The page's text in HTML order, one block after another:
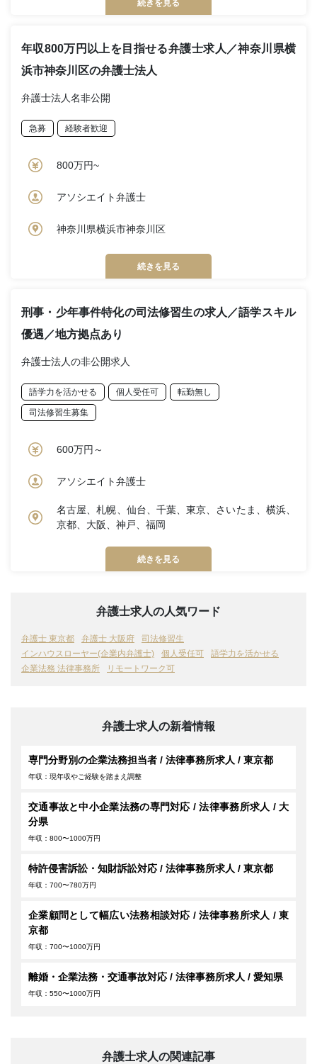
続きを見る
年収800万円以上を目指せる弁護士求人／神奈川県横
浜市神奈川区の弁護士法人
弁護士法人名非公開
急募 経験者歓迎
800万円~
アソシエイト弁護士
神奈川県横浜市神奈川区
続きを見る
刑事・少年事件特化の司法修習生の求人／語学スキル
優遇／地方拠点あり
弁護士法人の非公開求人
語学力を活かせる 個人受任可 転勤無し
司法修習生募集
600万円～
アソシエイト弁護士
名古屋、札幌、仙台、千葉、東京、さいたま、横浜、
京都、大阪、神戸、福岡
続きを見る
弁護士求人の人気ワード
弁護士 東京都 弁護士 大阪府
司法修習生
インハウスローヤー(企業内弁護士)
個人受任可
語学力を活かせる
企業法務 法律事務所
リモートワーク可
弁護士求人の新着情報
専門分野別の企業法務担当者 / 法律事務所求人 / 東京都
年収：現年収やご経験を踏まえ調整
交通事故と中小企業法務の専門対応 / 法律事務所求人 / 大
分県
年収：800〜1000万円
特許侵害訴訟・知財訴訟対応 / 法律事務所求人 / 東京都
年収：700〜780万円
企業顧問として幅広い法務相談対応 / 法律事務所求人 / 東
京都
年収：700〜1000万円
離婚・企業法務・交通事故対応 / 法律事務所求人 / 愛知県
年収：550〜1000万円
弁護士求人の関連記事